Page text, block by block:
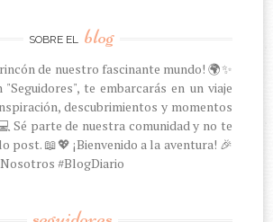
SOBRE EL blog
de nuestro fascinante mundo! 🌍✨
te embarcarás en un viaje
descubrimientos y momentos
Sé parte de nuestra comunidad y no te
post. 📖💖 ¡Bienvenido a la aventura! 🎉
#BlogDiario